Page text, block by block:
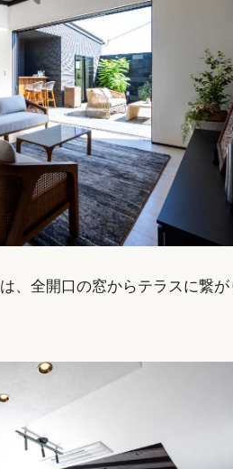
、全開口の窓からテラスに繋が